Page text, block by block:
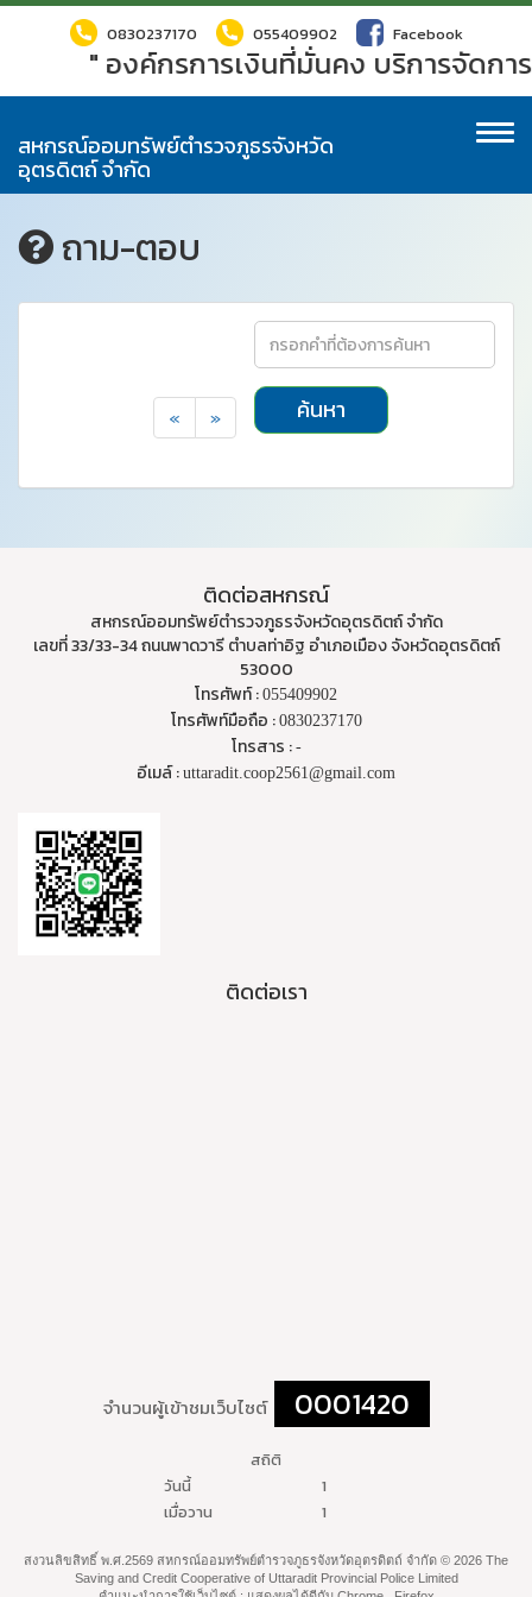
0830237170 055409902 Facebook
" องค์กรการเงินที่มั่นคง บริการจัดก
สหกรณ์ออมทรัพย์ตำรวจภูธรจังหวัด
อุตรดิตถ์ จำกัด
ถาม-ตอบ
ค้นหา
« »
ติดต่อสหกรณ์
สหกรณ์ออมทรัพย์ตำรวจภูธรจังหวัดอุตรดิตถ์ จำกัด
เลขที่ 33/33-34 ถนนพาดวารี ตำบลท่าอิฐ อำเภอเมือง จังหวัดอุตรดิตถ์
53000
โทรศัพท์ : 055409902
โทรศัพท์มือถือ : 0830237170
โทรสาร : -
อีเมล์ : uttaradit.coop2561@gmail.com
ติดต่อเรา
จำนวนผู้เข้าชมเว็บไซต์ 0001420
สถิติ
วันนี้
1
เมื่อวาน
1
สงวนลิขสิทธิ์ พ.ศ.2569 สหกรณ์ออมทรัพย์ตำรวจภูธรจังหวัดอุตรดิตถ์ จำกัด © 2026 The
Saving and Credit Cooperative of Uttaradit Provincial Police Limited